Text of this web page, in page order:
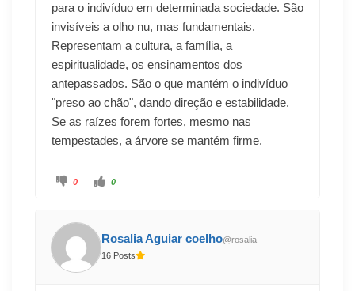
para o indivíduo em determinada sociedade. São
invisíveis a olho nu, mas fundamentais.
Representam a cultura, a família, a
espiritualidade, os ensinamentos dos
antepassados. São o que mantém o indivíduo
"preso ao chão", dando direção e estabilidade.
Se as raízes forem fortes, mesmo nas
tempestades, a árvore se mantém firme.
0 0
Rosalia Aguiar coelho@rosalia
16 Posts